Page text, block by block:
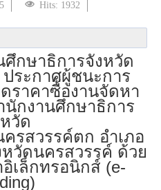
Hits: 1932
กษาธิการจังหวัด
ประกาศผู้ชนะการ
ราคาซื้องานจัดหา
กงานศึกษาธิการ
วัด
รสวรรค์ตก อำเภอ
วัดนครสวรรค์ ด้วย
เล็กทรอนิกส์ (e-